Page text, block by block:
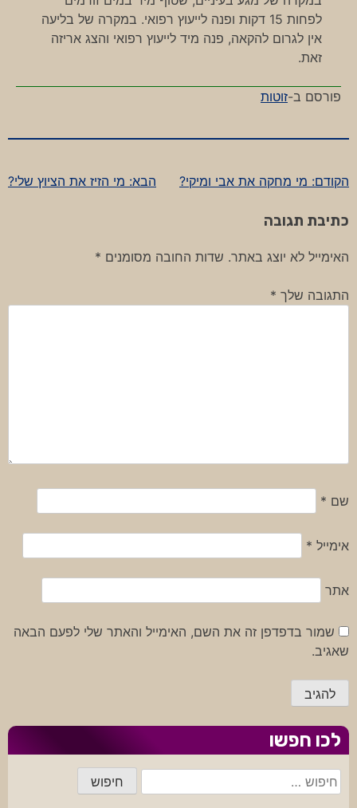
לפחות 15 דקות ופנה לייעוץ רפואי. במקרה של בליעה
אין לגרום להקאה, פנה מיד לייעוץ רפואי והצג אריזה
זאת.
פורסם ב-זוטות
ניווט
הקודם: מי מחקה את אבי ומיקי? הבא: מי הזיז את הציוץ שלי?
כתיבת תגובה
האימייל לא יוצג באתר. שדות החובה מסומנים *
התגובה שלך *
שם *
אימייל *
אתר
שמור בדפדפן זה את השם, האימייל והאתר שלי לפעם הבאה
שאגיב.
לכו חפשו
חיפוש: